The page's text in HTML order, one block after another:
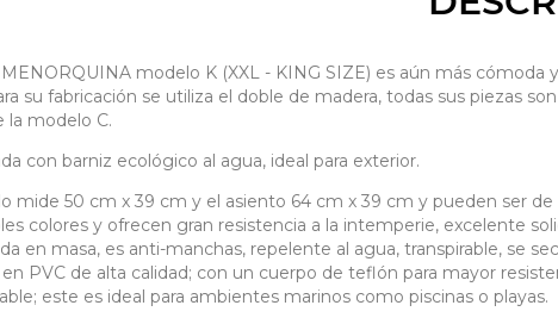
MENORQUINA modelo K (XXL - KING SIZE) es aún más
su fabricación se utiliza el doble de madera, todas sus piezas
la modelo C.
con barniz ecológico al agua, ideal para exterior.
mide 50 cm x 39 cm y el asiento 64 cm x 39 cm y pueden ser
colores y ofrecen gran resistencia a la intemperie, excelente
en masa, es anti-manchas, repelente al agua, transpirable, se
PVC de alta calidad; con un cuerpo de teflón para mayor
este es ideal para ambientes marinos como piscinas o playas.